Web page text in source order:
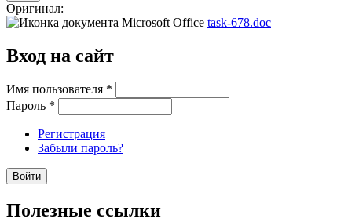
Оригинал:
task-678.doc
Вход на сайт
Имя пользователя *
Пароль *
Регистрация
Забыли пароль?
Полезные ссылки